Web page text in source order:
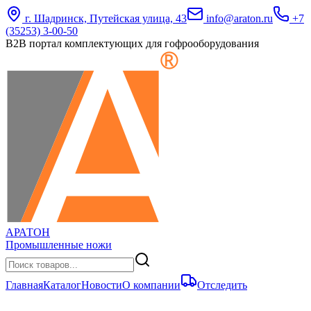
г. Шадринск, Путейская улица, 43 info@araton.ru
+7
(35253) 3-00-50
B2B портал комплектующих для гофрооборудования
АРАТОН
Промышленные ножи
ГлавнаяКаталогНовостиО компании Отследить